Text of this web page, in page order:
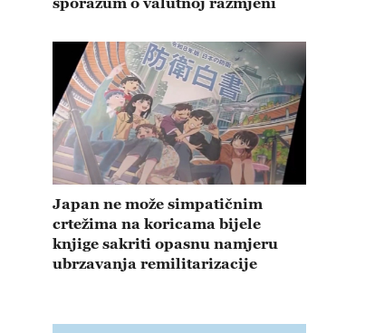
Japan ne može simpatičnim
crtežima na koricama bijele
knjige sakriti opasnu namjeru
ubrzavanja remilitarizacije